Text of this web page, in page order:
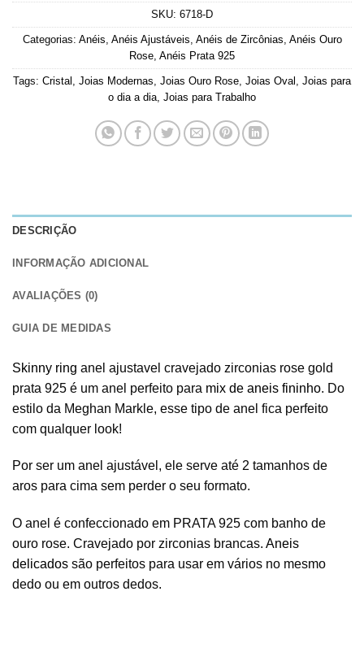
SKU: 6718-D
Categorias: Anéis Anéis Ajustáveis Anéis de Zircônias Anéis Ouro
Rose Anéis Prata 925
Tags: Cristal Joias Modernas Joias Ouro Rose Joias Oval Joias para
o dia a dia Joias para Trabalho
DESCRIÇÃO
INFORMAÇÃO ADICIONAL
AVALIAÇÕES (0)
GUIA DE MEDIDAS
Skinny ring anel ajustavel cravejado zirconias rose gold
prata 925 é um anel perfeito para mix de aneis fininho. Do
estilo da Meghan Markle, esse tipo de anel fica perfeito
com qualquer look!
Por ser um anel ajustável, ele serve até 2 tamanhos de
aros para cima sem perder o seu formato.
O anel é confeccionado em PRATA 925 com banho de
ouro rose. Cravejado por zirconias brancas. Aneis
delicados são perfeitos para usar em vários no mesmo
dedo ou em outros dedos.